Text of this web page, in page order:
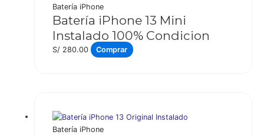
Batería iPhone
Batería iPhone 13 Mini
Instalado 100% Condicion
S/ 280.00 Comprar
Batería iPhone